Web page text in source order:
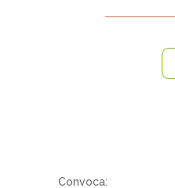
Convoca: